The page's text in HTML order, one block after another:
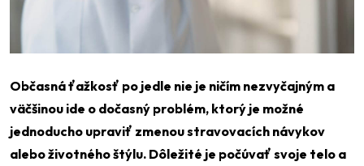
Občasná ťažkosť po jedle nie je ničím nezvyčajným a
väčšinou ide o dočasný problém, ktorý je možné
jednoducho upraviť zmenou stravovacích návykov
alebo životného štýlu. Dôležité je počúvať svoje telo a